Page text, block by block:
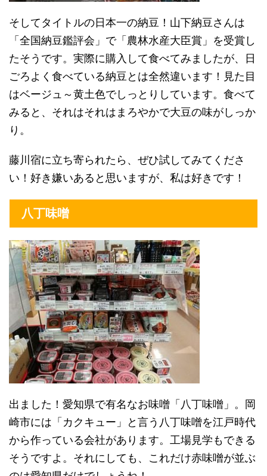
そしてタイトルの日本一の納豆！ 山下納豆さんは
「全国納豆鑑評会」で「農林水産大臣賞」を受賞し
たそうです。 実際に購入して食べてみましたが、
日
ごろよく食べている納豆とは全然違います！ 見た目
はベージュ～黄土色でしっとりしています。 食べて
みると、それはそれはまろやかで大豆の味がしっか
り。
藤川宿に立ち寄られたら、ぜひ試してみてくださ
い！ 好き嫌いあると思いますが、私は好きです！
八丁味噌
出ました！愛知県で有名なお味噌「八丁味噌」。岡
崎市には「カクキュー」と言う八丁味噌を江戸時代
から作っている会社があります。工場見学もできる
そうですよ。それにしても、これだけ赤味噌が並ぶ